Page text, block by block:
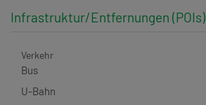
Infrastruktur/Entfernungen (POIs)
Verkehr
Bus
U-Bahn